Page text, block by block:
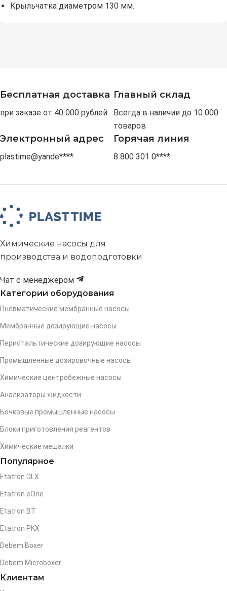
Крыльчатка диаметром 130 мм.
Бесплатная доставка
при заказе от 40 000 рублей
Главный склад
Всегда в наличии до 10 000
товаров
Электронный адрес
plastime@yande****
Горячая линия
8 800 301 0****
Химические насосы для
производства и водоподготовки
Чат с менеджером
Категории оборудования
Пневматические мембранные насосы
Мембранные дозирующие насосы
Перистальтические дозирующие насосы
Промышленные дозировочные насосы
Химические центробежные насосы
Анализаторы жидкости
Бочковые промышленные насосы
Блоки приготовления реагентов
Химические мешалки
Популярное
Etatron DLX
Etatron eOne
Etatron BT
Etatron PKX
Debem Boxer
Debem Microboxer
Клиентам